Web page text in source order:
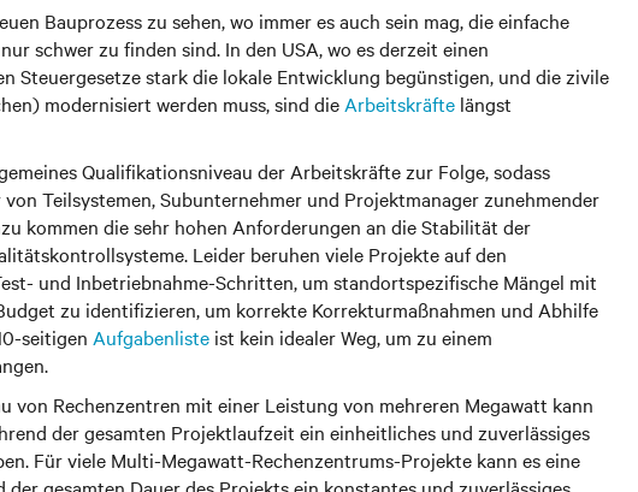
Bauprozess zu sehen, wo immer es auch sein mag, die einfache
schwer zu finden sind. In den USA, wo es derzeit einen
Steuergesetze stark die lokale Entwicklung begünstigen, und die zivile
modernisiert werden muss, sind die Arbeitskräfte längst
Qualifikationsniveau der Arbeitskräfte zur Folge, sodass
Teilsystemen, Subunternehmer und Projektmanager zunehmender
kommen die sehr hohen Anforderungen an die Stabilität der
Leider beruhen viele Projekte auf den
und Inbetriebnahme-Schritten, um standortspezifische Mängel mit
zu identifizieren, um korrekte Korrekturmaßnahmen und Abhilfe
seitigen Aufgabenliste ist kein idealer Weg, um zu einem
von Rechenzentren mit einer Leistung von mehreren Megawatt kann
der gesamten Projektlaufzeit ein einheitliches und zuverlässiges
Für viele Multi-Megawatt-Rechenzentrums-Projekte kann es eine